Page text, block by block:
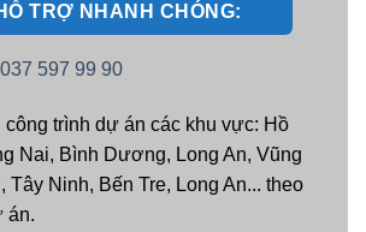
TRỢ NHANH CHÓNG:
597 99 90
công trình dự án các khu vực: Hồ
Nai, Bình Dương, Long An, Vũng
Tây Ninh, Bến Tre, Long An... theo
án.